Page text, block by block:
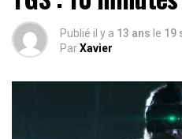
Publié il y a 13 ans le 19
ParXavier